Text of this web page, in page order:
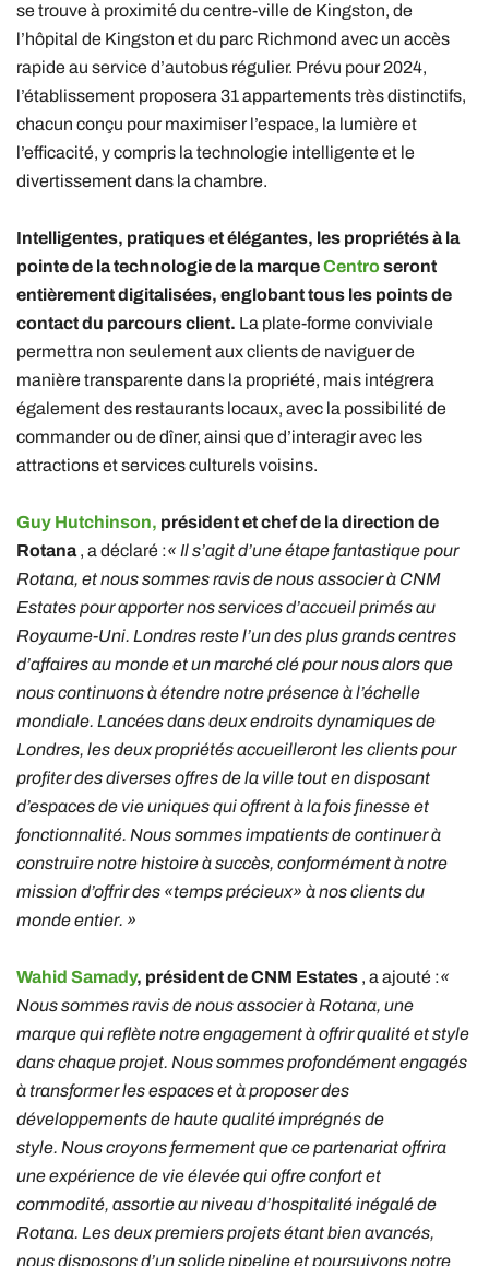
se trouve à proximité du centre-ville de Kingston, de
l’hôpital de Kingston et du parc Richmond avec un accès
rapide au service d’autobus régulier. Prévu pour 2024,
l’établissement proposera 31 appartements très distinctifs,
chacun conçu pour maximiser l’espace, la lumière et
l’efficacité, y compris la technologie intelligente et le
divertissement dans la chambre.
Intelligentes, pratiques et élégantes, les propriétés à la
pointe de la technologie de la marqueCentroseront
entièrement digitalisées, englobant tous les points de
contact du parcours client. La plate-forme conviviale
permettra non seulement aux clients de naviguer de
manière transparente dans la propriété, mais intégrera
également des restaurants locaux, avec la possibilité de
commander ou de dîner, ainsi que d’interagir avec les
attractions et services culturels voisins.
Guy Hutchinson, président et chef de la direction de
Rotana, a déclaré :« Il s’agit d’une étape fantastique pour
Rotana, et nous sommes ravis de nous associer à CNM
Estates pour apporter nos services d’accueil primés au
Royaume-Uni. Londres reste l’un des plus grands centres
d’affaires au monde et un marché clé pour nous alors que
nous continuons à étendre notre présence à l’échelle
mondiale. Lancées dans deux endroits dynamiques de
Londres, les deux propriétés accueilleront les clients pour
profiter des diverses offres de la ville tout en disposant
d’espaces de vie uniques qui offrent à la fois finesse et
fonctionnalité. Nous sommes impatients de continuer à
construire notre histoire à succès, conformément à notre
mission d’offrir des «temps précieux» à nos clients du
monde entier. »
Wahid Samady, président de CNM Estates , a ajouté :«
Nous sommes ravis de nous associer à Rotana, une
marque qui reflète notre engagement à offrir qualité et style
dans chaque projet. Nous sommes profondément engagés
à transformer les espaces et à proposer des
développements de haute qualité imprégnés de
style. Nous croyons fermement que ce partenariat offrira
une expérience de vie élevée qui offre confort et
commodité, assortie au niveau d’hospitalité inégalé de
Rotana. Les deux premiers projets étant bien avancés,
nous disposons d’un solide pipeline et poursuivons notre